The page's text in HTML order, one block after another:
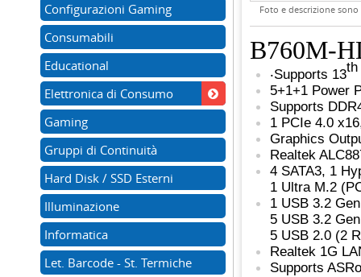
Foto e descrizione
B760M-
‧Supports 13th
5+1+1 Power
Supports
1 PCIe 4.0
Graphics
Realtek
4 SATA3, 1
1 Ultra M.2
1 USB 3.2
5 USB 3.2
5 USB 2.0 (2
Realtek 1G
Supports
Configurazioni Gaming
Consumabili
Educational
Elettronica di Consumo
Gaming
Gruppi di Continuità
Hard Disk / SSD Esterni
Illuminazione
Informatica
Let. Barcode - St. Termiche